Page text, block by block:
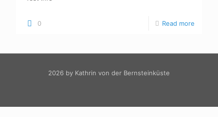
0 Read more
2026 by Kathrin von der Bernsteinküste